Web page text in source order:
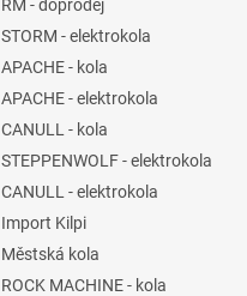
RM - doprodej
STORM - elektrokola
APACHE - kola
APACHE - elektrokola
CANULL - kola
STEPPENWOLF - elektrokola
CANULL - elektrokola
Import Kilpi
Městská kola
ROCK MACHINE - kola